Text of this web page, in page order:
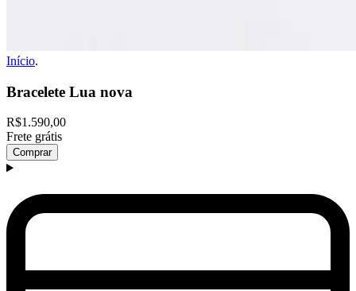
Início.
Bracelete Lua nova
R$1.590,00
Frete grátis
Comprar